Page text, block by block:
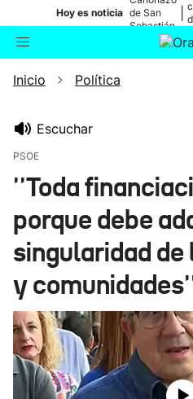
Hoy es noticia de San
Sebastián
Buscador
Inicio Política
Escuchar
PSOE
''Toda
porque debe
singularidad
y